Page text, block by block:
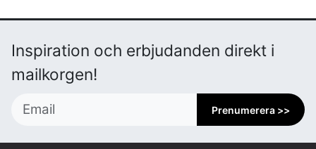
Inspiration och erbjudanden direkt i
mailkorgen!
Prenumerera >>